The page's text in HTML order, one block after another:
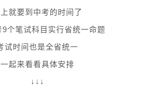
就要到中考的时间了
9个笔试科目实行省统一命题
试时间也是全省统一
一起来看看具体安排
↓↓↓